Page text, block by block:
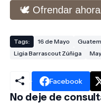
🕊️ Ofrendar ahora
Tags: 16 de Mayo
Ligia Barrascout Zúñiga
Facebook
No deje de